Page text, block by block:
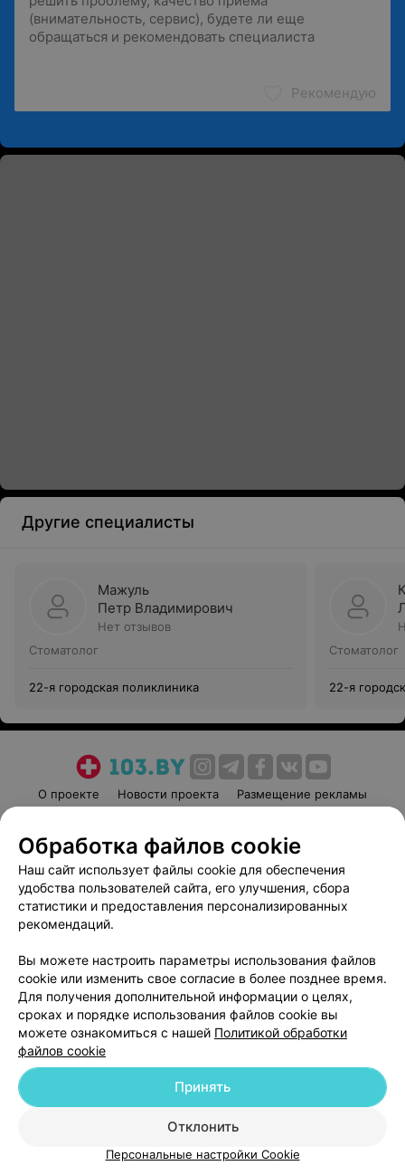
Рекомендую
Другие специалисты
Мажуль
Петр Владимирович
Нет отзывов
Стоматолог
22-я городская поликлиника
Стоматолог
22-я
О проекте Новости проекта
Размещение рекламы
Пользовательское соглашение
Способы оплаты
Вакансии
Партнеры
Написать руководителю 103.by
Обработка персональных данных
© 2026 ООО «Артокс Лаб», УНП 191700409
| 220012, Республика Беларусь,
Служба поддержки +375 291212755
Обработка файлов cookie
Наш сайт использует файлы cookie для обеспечения
удобства пользователей сайта, его улучшения, сбора
статистики и предоставления персонализированных
рекомендаций.
Вы можете настроить параметры использования файлов
cookie или изменить свое согласие в более позднее время.
Для получения дополнительной информации о целях,
сроках и порядке использования файлов cookie вы
можете ознакомиться с нашей Политикой обработки
файлов cookie
Отклонить
Принять
Персональные настройки Cookie